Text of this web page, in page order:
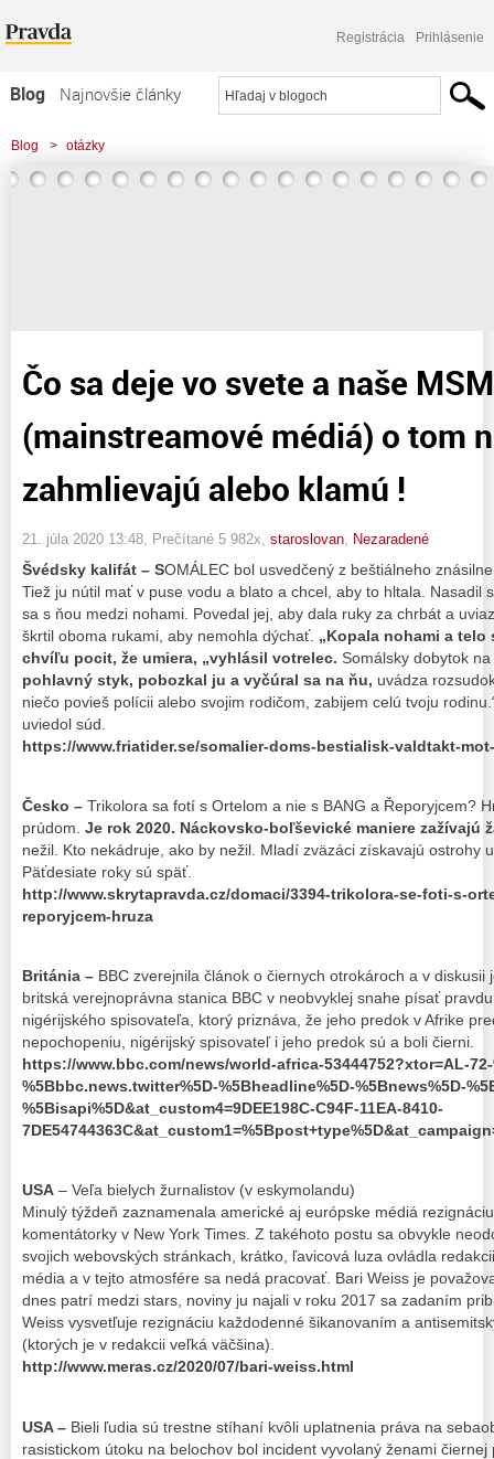
Registrácia Prihlásenie
Blog
Najnovšie články
Najčítanejšie články
Najkomentovanejšie články
Blog > otázky
> Čo sa deje vo svete a naše MSM (mainstreamové médiá) o tom neinformujú,
Čo sa deje vo svete a naše MSM
(mainstreamové médiá) o tom
zahmlievajú alebo klamú !
21. júla 2020 13:48 , Prečítané 5 982x, staroslovan Nezaradené
Švédsky kalifát – SOMÁLEC bol usvedčený z beštiálneho
Tiež ju nútil mať v puse vodu a blato a chcel, aby to hltala. Nasadil
sa s ňou medzi nohami. Povedal jej, aby dala ruky za chrbát a
škrtil oboma rukami, aby nemohla dýchať. „Kopala nohami a
chvíľu pocit, že umiera, „vyhlásil votrelec. Somálsky dobytok
pohlavný styk, pobozkal ju a vyčúral sa na ňu, uvádza
niečo povieš polícii alebo svojim rodičom, zabijem celú tvoju
uviedol súd.
https://www.friatider.se/somalier-doms-bestialisk-valdtakt-
Česko – Trikolora sa fotí s Ortelom a nie s BANG a Řeporyjcem?
prúdom. Je rok 2020. Náckovsko-boľševické maniere zažívajú
nežil. Kto nekádruje, ako by nežil. Mladí zväzáci získavajú ostrohy
Päťdesiate roky sú späť.
http://www.skrytapravda.cz/domaci/3394-trikolora-se-foti-s-
reporyjcem-hruza
Británia – BBC zverejnila článok o čiernych otrokároch a v diskusii
britská verejnoprávna stanica BBC v neobvyklej snahe písať
nigérijského spisovateľa, ktorý priznáva, že jeho predok v Afrike
nepochopeniu, nigérijský spisovateľ i jeho predok sú a boli čierni.
https://www.bbc.com/news/world-africa-53444752?xtor=AL-
%5Bbbc.news.twitter%5D-%5Bheadline%5D-%5Bnews%5D-
%5Bisapi%5D&at_custom4=9DEE198C-C94F-11EA-8410-
USA – Veľa bielych žurnalistov (v eskymolandu)
Minulý týždeň zaznamenala americké aj európske médiá
komentátorky v New York Times. Z takéhoto postu sa obvykle
svojich webovských stránkach, krátko, ľavicová luza ovládla
média a v tejto atmosfére sa nedá pracovať. Bari Weiss je
dnes patrí medzi stars, noviny ju najali v roku 2017 sa zadaním
Weiss vysvetľuje rezignáciu každodenné šikanovaním a
(ktorých je v redakcii veľká väčšina).
http://www.meras.cz/2020/07/bari-weiss.html
USA – Bieli ľudia sú trestne stíhaní kvôli uplatnenia práva na
rasistickom útoku na belochov bol incident vyvolaný ženami